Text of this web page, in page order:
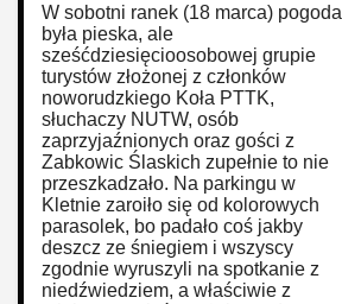
W sobotni ranek (18 marca) pogoda
była pieska, ale
sześćdziesięcioosobowej grupie
turystów złożonej z członków
noworudzkiego Koła PTTK,
słuchaczy NUTW, osób
zaprzyjaźnionych oraz gości z
Zabkowic Ślaskich zupełnie to nie
przeszkadzało. Na parkingu w
Kletnie zaroiło się od kolorowych
parasolek, bo padało coś jakby
deszcz ze śniegiem i wszyscy
zgodnie wyruszyli na spotkanie z
niedźwiedziem, a właściwie z